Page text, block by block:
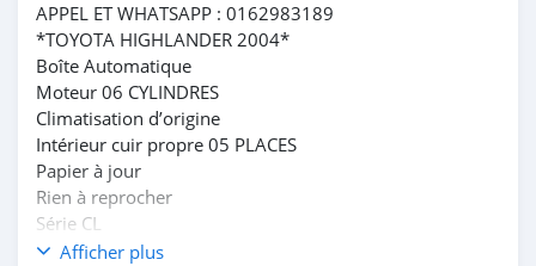
APPEL ET WHATSAPP : 0162983189
*TOYOTA HIGHLANDER 2004*
Boîte Automatique
Moteur 06 CYLINDRES
Climatisation d’origine
Intérieur cuir propre 05 PLACES
Papier à jour
Rien à reprocher
Série CL
*PRIX : 4.300.000 FCFA*
Afficher plus